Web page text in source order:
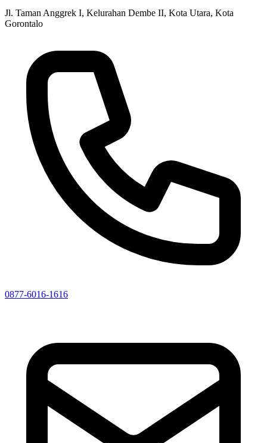
Jl. Taman Anggrek I, Kelurahan Dembe II, Kota Utara, Kota
Gorontalo
0877-6016-1616